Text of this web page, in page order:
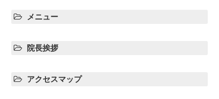
メニュー
院長挨拶
アクセスマップ